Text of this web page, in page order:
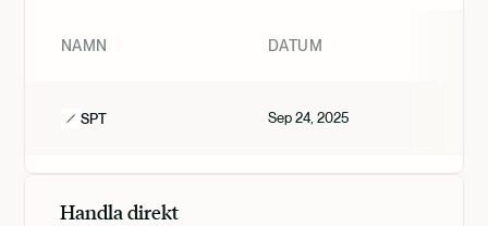
NAMN DATUM
SPT Sep 24, 2025
Handla direkt